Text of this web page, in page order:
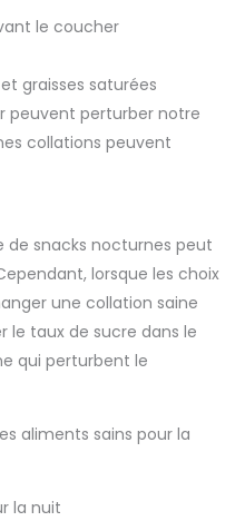
le coucher
graisses saturées
peuvent perturber notre
collations peuvent
de snacks nocturnes peut
lorsque les choix
une collation saine
le taux de sucre dans le
qui perturbent le
aliments sains pour la
la nuit